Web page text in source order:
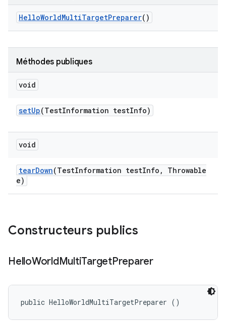
HelloWorldMultiTargetPreparer()
Méthodes publiques
void
setUp(TestInformation testInfo)
void
tearDown(TestInformation testInfo ,
Throwable
e)
Constructeurs publics
HelloWorldMultiTargetPreparer
public HelloWorldMultiTargetPreparer ()